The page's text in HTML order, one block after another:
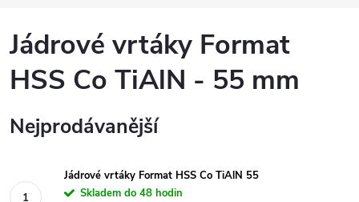
Jádrové vrtáky Format
HSS Co TiAlN - 55 mm
Nejprodávanější
Jádrové vrtáky Format HSS Co TiAlN 55
Skladem do 48 hodin